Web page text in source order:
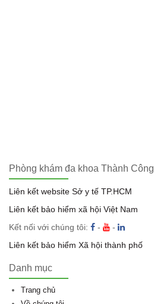
Phòng khám đa khoa Thành Công
Liên kết website Sở y tế TP.HCM
Liên kết bảo hiểm xã hội Việt Nam
Kết nối với chúng tôi:
-
-
Liên kết bảo hiểm Xã hội thành phố
Danh mục
Trang chủ